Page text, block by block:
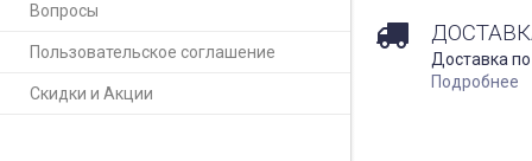
Вопросы
Пользовательское соглашение
Скидки и Акции
Доставка
Подробнее